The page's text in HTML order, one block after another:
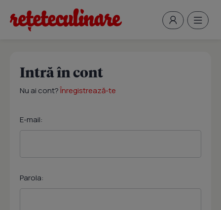
Intră în cont
Nu ai cont?Înregistrează-te
E-mail:
Parola: